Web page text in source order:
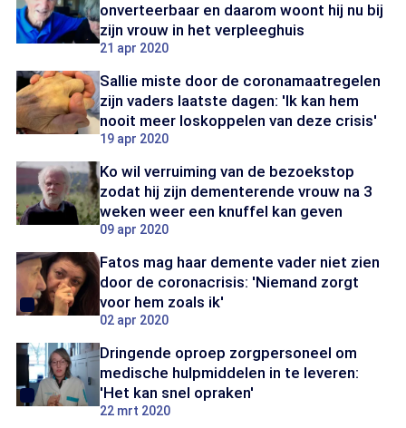
onverteerbaar en daarom woont hij nu bij
zijn vrouw in het verpleeghuis
21 apr 2020
Sallie miste door de coronamaatregelen
zijn vaders laatste dagen: 'Ik kan hem
nooit meer loskoppelen van deze crisis'
19 apr 2020
Ko wil verruiming van de bezoekstop
zodat hij zijn dementerende vrouw na 3
weken weer een knuffel kan geven
09 apr 2020
Fatos mag haar demente vader niet zien
door de coronacrisis: 'Niemand zorgt
voor hem zoals ik'
02 apr 2020
Dringende oproep zorgpersoneel om
medische hulpmiddelen in te leveren:
'Het kan snel opraken'
22 mrt 2020